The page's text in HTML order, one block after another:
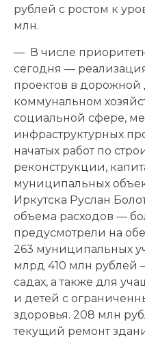
рублей с ростом к
млн.
— В числе
сегодня —
проектов в
коммунальном
социальной сфере,
инфраструктурных
начатых работ по
реконструкции,
муниципальных
Иркутска Руслан
объема расходов —
предусмотрели на
263 муниципальных
млрд 410 млн рублей
садах, а также для
и детей с
здоровья. 208 млн
текущий ремонт